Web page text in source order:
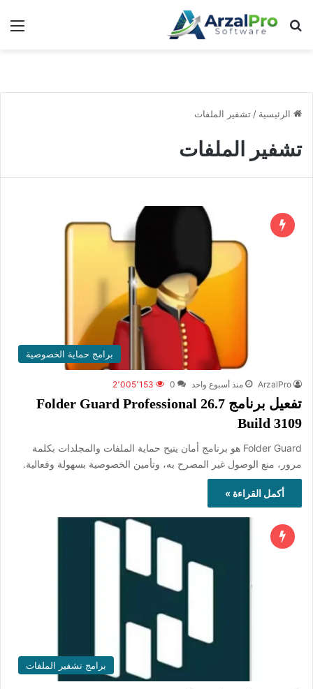
بحث عن
الرئيسية /تشفير الملفات
تشفير الملفات
برامج حماية الخصوصية
ArzalPro منذ أسبوع واحد 0 2٬005٬153
تفعيل برنامج Folder Guard Professional 26.7
Build 3109
Folder Guard هو برنامج أمان يتيح حماية الملفات والمجلدات بكلمة
مرور، منع الوصول غير المصرح به، وتأمين الخصوصية بسهولة وفعالية.
أكمل القراءة »
برامج تشفير الملفات